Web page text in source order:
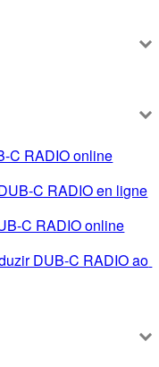
C RADIO online
C RADIO en ligne
C RADIO online
DUB-C RADIO ao